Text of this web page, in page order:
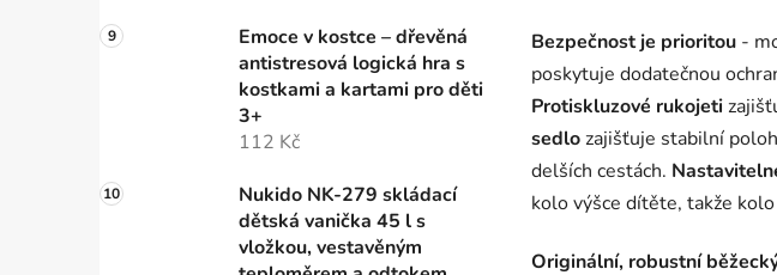
Emoce v kostce – dřevěná
antistresová logická hra s
kostkami a kartami pro děti
3+
112 Kč
Nukido NK-279 skládací
dětská vanička 45 l s
vložkou, vestavěným
Bezpečnostje prioritou -
poskytuje dodatečnou
Protiskluzové rukojeti
sedlozajišťuje stabilní
delších cestách.
kolo výšce dítěte, takže
Originální, robustní